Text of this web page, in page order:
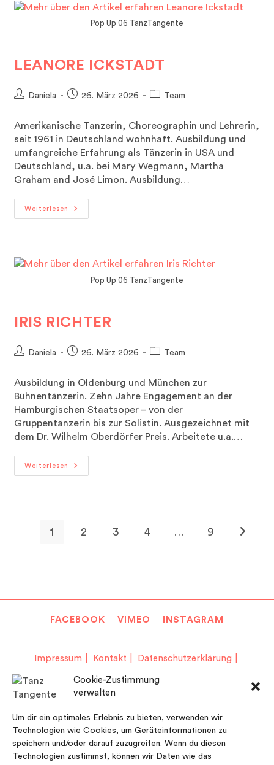
Cookie-Zustimmung
verwalten
Um dir ein optimales Erlebnis zu bieten, verwenden wir
Technologien wie Cookies, um Geräteinformationen zu
speichern und/oder darauf zuzugreifen. Wenn du diesen
Technologien zustimmst, können wir Daten wie das
Pop Up 06 TanzTangente
LEANORE ICKSTADT
Beitrags-
Daniela
Beitrag26. März 2026
Beitrags-
Team
Amerikanische Tanzerin, Choreographin und Lehrerin,
seit 1961 in Deutschland wohnhaft. Ausbildung und
umfangreiche Erfahrung als Tänzerin in USA und
Deutschland, u.a. bei Mary Wegmann, Martha
Graham and José Limon. Ausbildung…
Weiterlesen
Leanore
Ickstadt
Pop Up 06 TanzTangente
IRIS RICHTER
Beitrags-
Daniela
Beitrag26. März 2026
Beitrags-
Team
Ausbildung in Oldenburg und München zur
Bühnentänzerin. Zehn Jahre Engagement an der
Hamburgischen Staatsoper – von der
Gruppentänzerin bis zur Solistin. Ausgezeichnet mit
dem Dr. Wilhelm Oberdörfer Preis. Arbeitete u.a.…
Weiterlesen
Iris
Richter
1 2 3 4 … 9 Zur
FACEBOOK VIMEO INSTAGRAM
Impressum Kontakt
Datenschutzerklärung
© Copyright 2026 TanzTangente.